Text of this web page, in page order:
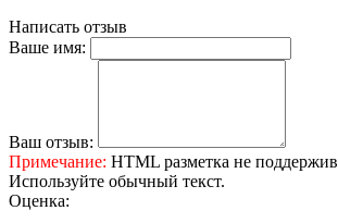
Написать отзыв
Ваше имя:
Ваш отзыв:
Примечание: HTML разметка не
Используйте обычный текст.
Оценка: